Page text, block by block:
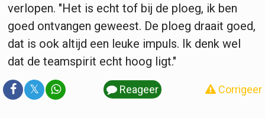
verlopen. "Het is echt tof bij de ploeg, ik ben
goed ontvangen geweest. De ploeg draait goed,
dat is ook altijd een leuke impuls. Ik denk wel
dat de teamspirit echt hoog ligt."
𝕏 Reageer Corrigeer